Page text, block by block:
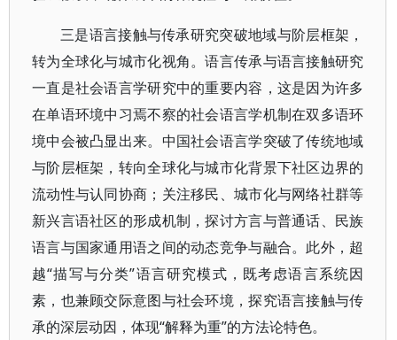
三是语言接触与传承研究突破地域与阶层框架，
转为全球化与城市化视角。语言传承与语言接触研究
一直是社会语言学研究中的重要内容，这是因为许多
在单语环境中习焉不察的社会语言学机制在双多语环
境中会被凸显出来。中国社会语言学突破了传统地域
与阶层框架，转向全球化与城市化背景下社区边界的
流动性与认同协商；关注移民、城市化与网络社群等
新兴言语社区的形成机制，探讨方言与普通话、民族
语言与国家通用语之间的动态竞争与融合。此外，超
越“描写与分类”语言研究模式，既考虑语言系统因
素，也兼顾交际意图与社会环境，探究语言接触与传
承的深层动因，体现“解释为重”的方法论特色。